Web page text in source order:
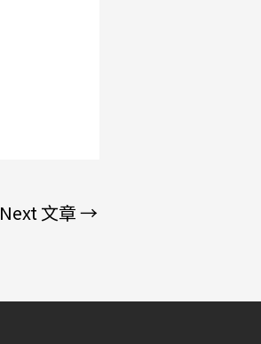
Next 文章→